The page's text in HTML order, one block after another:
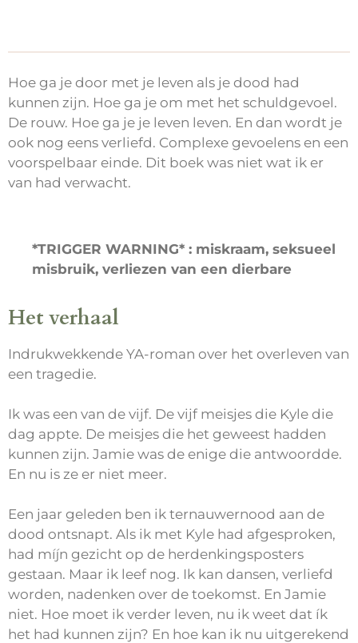
Hoe ga je door met je leven als je dood had
kunnen zijn. Hoe ga je om met het schuldgevoel.
De rouw. Hoe ga je je leven leven. En dan wordt je
ook nog eens verliefd. Complexe gevoelens en een
voorspelbaar einde. Dit boek was niet wat ik er
van had verwacht.
*TRIGGER WARNING* : miskraam, seksueel
misbruik, verliezen van een dierbare
Het verhaal
Indrukwekkende YA-roman over het overleven van
een tragedie.
Ik was een van de vijf. De vijf meisjes die Kyle die
dag appte. De meisjes die het geweest hadden
kunnen zijn. Jamie was de enige die antwoordde.
En nu is ze er niet meer.
Een jaar geleden ben ik ternauwernood aan de
dood ontsnapt. Als ik met Kyle had afgesproken,
had míjn gezicht op de herdenkingsposters
gestaan. Maar ik leef nog. Ik kan dansen, verliefd
worden, nadenken over de toekomst. En Jamie
niet. Hoe moet ik verder leven, nu ik weet dat ík
het had kunnen zijn? En hoe kan ik nu uitgerekend